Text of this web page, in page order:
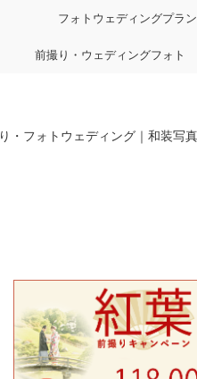
フォトウェディングプラン
前撮り・ウェディングフォト
・フォトウェディング｜和装写